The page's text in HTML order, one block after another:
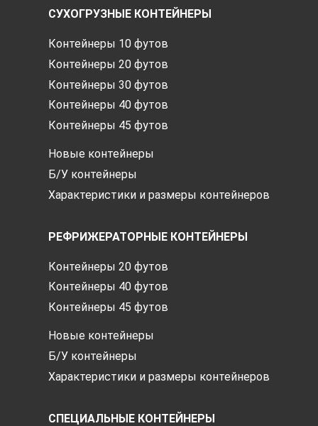
СУХОГРУЗНЫЕ КОНТЕЙНЕРЫ
Контейнеры 10 футов
Контейнеры 20 футов
Контейнеры 30 футов
Контейнеры 40 футов
Контейнеры 45 футов
Новые контейнеры
Б/У контейнеры
Характеристики и размеры контейнеров
РЕФРИЖЕРАТОРНЫЕ КОНТЕЙНЕРЫ
Контейнеры 20 футов
Контейнеры 40 футов
Контейнеры 45 футов
Новые контейнеры
Б/У контейнеры
Характеристики и размеры контейнеров
СПЕЦИАЛЬНЫЕ КОНТЕЙНЕРЫ